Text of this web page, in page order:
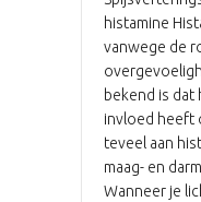
histamine
vanwege de
bekend is dat
invloed heeft
teveel aan
maag- en
Wanneer je